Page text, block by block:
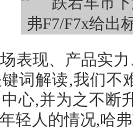
表现、产品实
词解读,我们不
心,并为之不断
轻人的情况,哈